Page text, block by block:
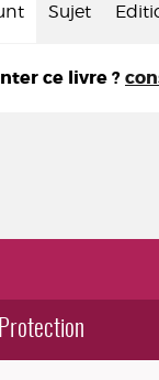
Sujet
ce livre ?
Protection